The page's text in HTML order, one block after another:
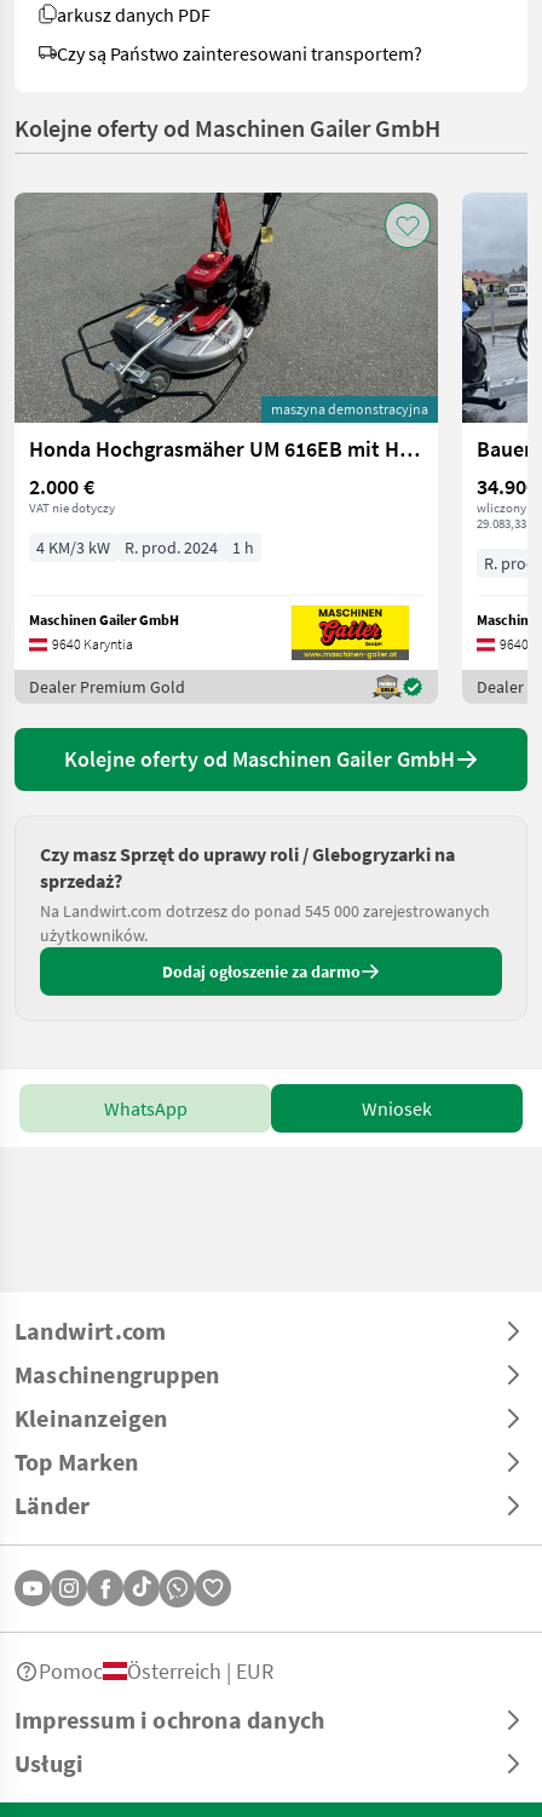
arkusz danych PDF
Czy są Państwo zainteresowani transportem?
Kolejne oferty od Maschinen Gailer GmbH
maszyna demonstracyjna
Honda Hochgrasmäher UM 616EB mit Hydrostat
2.000 €
VAT nie dotyczy
4 KM/3 kW R. prod. 2024 1 h
Maschinen Gailer GmbH
9640 Karyntia
Dealer Premium Gold
Bauer
34.900
wliczony
29.083,33 €
R.
9640
Dealer
Kolejne oferty od Maschinen Gailer GmbH
Czy masz Sprzęt do uprawy roli / Glebogryzarki na
sprzedaż?
Na Landwirt.com dotrzesz do ponad 545 000 zarejestrowanych
użytkowników.
Dodaj ogłoszenie za darmo
WhatsApp Wniosek
Landwirt.com
Maschinengruppen
Kleinanzeigen
Top Marken
Länder
Impressum i ochrona danych
Usługi
Pomoc Österreich | EUR